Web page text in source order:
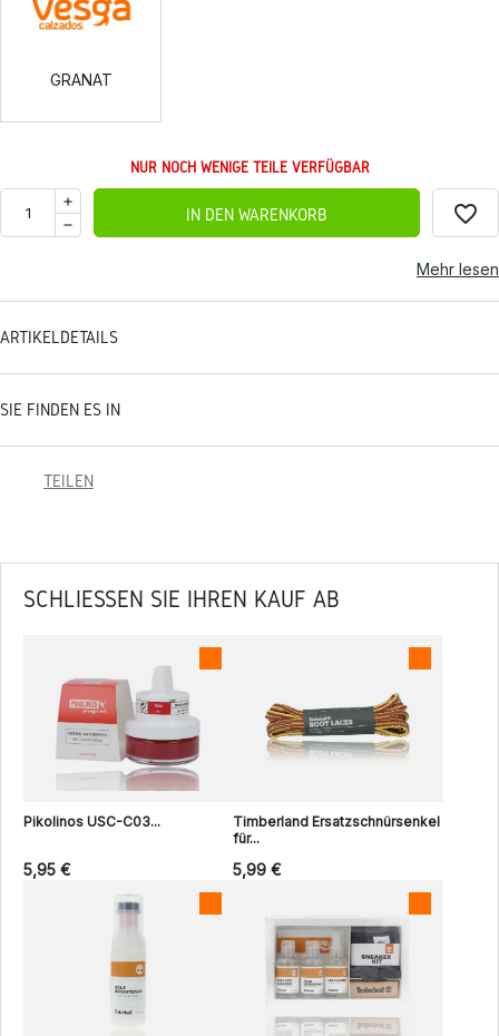
GRANAT
NUR NOCH WENIGE TEILE VERFÜGBAR
IN DEN WARENKORB favorite_border
Mehr lesen
ARTIKELDETAILS
SIE FINDEN ES IN
TEILEN
SCHLIESSEN SIE IHREN KAUF AB
Pikolinos USC-C03...
5,95 €
Timberland Ersatzschnürsenkel
für...
5,99 €